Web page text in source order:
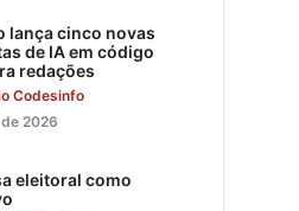
lança cinco novas
de IA em código
redações
Codesinfo
2026
eleitoral como